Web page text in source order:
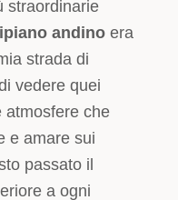
straordinarie
andino era
strada di
vedere quei
atmosfere che
e amare sui
passato il
a ogni